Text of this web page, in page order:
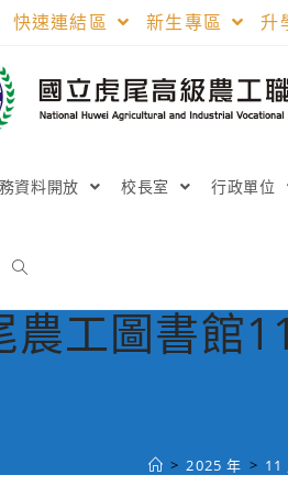
快速連結區 新生專區 升
資料開放 校長室 行政單位
農工圖書館
> 2025 年 > 11